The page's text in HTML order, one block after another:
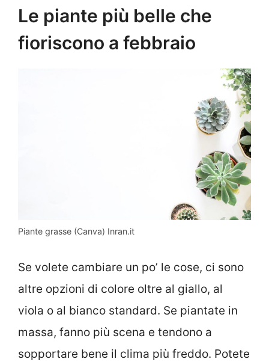
Le piante più belle che
fioriscono a febbraio
Piante grasse (Canva) Inran.it
Se volete cambiare un po’ le cose, ci sono
altre opzioni di colore oltre al giallo, al
viola o al bianco standard. Se piantate in
massa, fanno più scena e tendono a
sopportare bene il clima più freddo. Potete